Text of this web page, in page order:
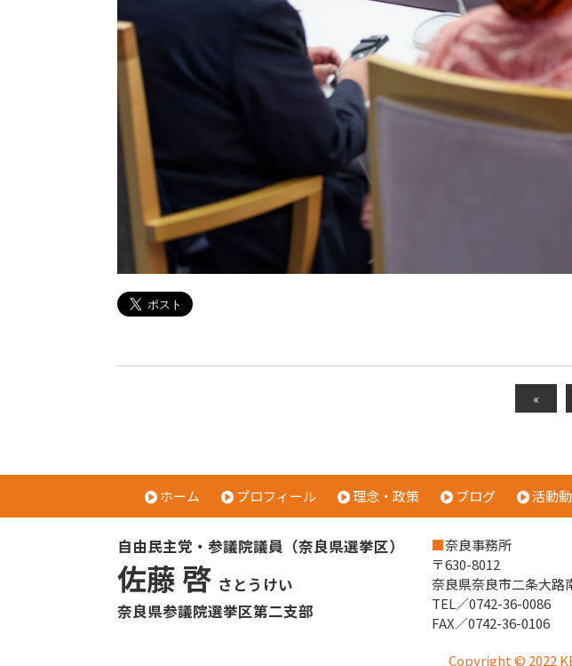
«
ホーム プロフィール 理念・政策 ブログ 活動
自由民主党・参議院議員（奈良県選挙区）
佐藤 啓 さとうけい
奈良県参議院選挙区第二支部
奈良事務所
〒630-8012
奈良県奈良市二条大路
TEL／0742-36-0086
FAX／0742-36-0106
Copyright © 2022